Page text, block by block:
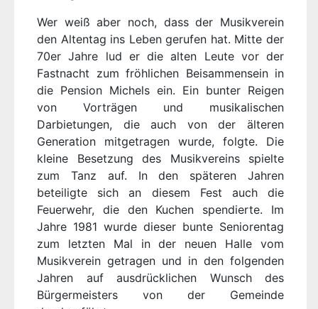
Wer weiß aber noch, dass der Musikverein
den Altentag ins Leben gerufen hat. Mitte der
70er Jahre lud er die alten Leute vor der
Fastnacht zum fröhlichen Beisammensein in
die Pension Michels ein. Ein bunter Reigen
von Vorträgen und musikalischen
Darbietungen, die auch von der älteren
Generation mitgetragen wurde, folgte. Die
kleine Besetzung des Musikvereins spielte
zum Tanz auf. In den späteren Jahren
beteiligte sich an diesem Fest auch die
Feuerwehr, die den Kuchen spendierte. Im
Jahre 1981 wurde dieser bunte Seniorentag
zum letzten Mal in der neuen Halle vom
Musikverein getragen und in den folgenden
Jahren auf ausdrücklichen Wunsch des
Bürgermeisters von der Gemeinde